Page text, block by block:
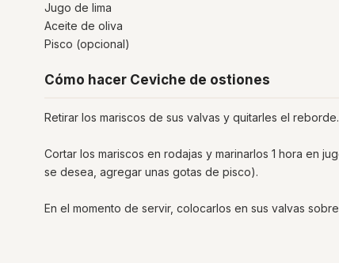
Jugo de lima
Aceite de oliva
Pisco (opcional)
Cómo hacer Ceviche de ostiones
Retirar los mariscos de sus valvas y quitarles el
Cortar los mariscos en rodajas y marinarlos 1 hora en
se desea, agregar unas gotas de pisco).
En el momento de servir, colocarlos en sus valvas